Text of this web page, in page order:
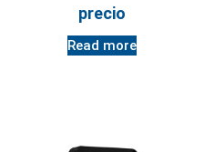
precio
Read more